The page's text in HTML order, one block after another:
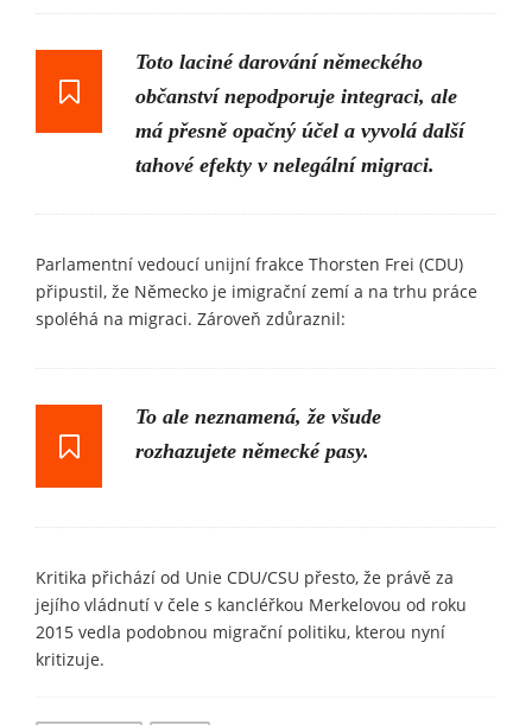
Toto laciné darování německého
občanství nepodporuje integraci, ale
má přesně opačný účel a vyvolá další
tahové efekty v nelegální migraci.
Parlamentní vedoucí unijní frakce Thorsten Frei (CDU)
připustil, že Německo je imigrační zemí a na trhu práce
spoléhá na migraci. Zároveň zdůraznil:
To ale neznamená, že všude
rozhazujete německé pasy.
Kritika přichází od Unie CDU/CSU přesto, že právě za
jejího vládnutí v čele s kancléřkou Merkelovou od roku
2015 vedla podobnou migrační politiku, kterou nyní
kritizuje.